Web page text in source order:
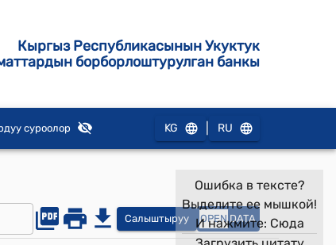
Кыргыз Республикасынын Укуктук
борборлоштурулган банкы
суроолор KG RU
Салыштыруу OPEN DATA
Ошибка в тексте?
Выделите ее мышкой!
И нажмите: Сюда